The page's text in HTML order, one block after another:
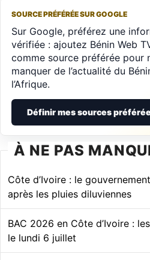
SOURCE PRÉFÉRÉE SUR GOOGLE
Sur Google, préférez une
vérifiée : ajoutez Bénin Web
comme source préférée pour
manquer de l’actualité du
l’Afrique.
Définir mes sources
À NE PAS
Côte d’Ivoire : le
après les pluies diluviennes
BAC 2026 en Côte d’Ivoire :
le lundi 6 juillet